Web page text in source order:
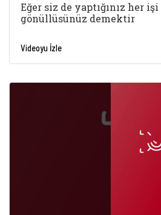
Eğer siz de yaptığınız her
gönüllüsünüz demektir
Videoyu İzle